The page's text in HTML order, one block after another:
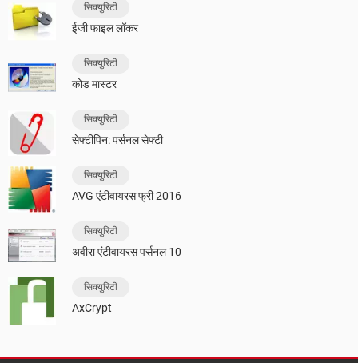
सिक्युरिटी
ईजी फाइल लॉकर
सिक्युरिटी
कोड मास्टर
सिक्युरिटी
सेफ्टीपिन: पर्सनल सेफ्टी
सिक्युरिटी
AVG एंटीवायरस फ्री 2016
सिक्युरिटी
अवीरा एंटीवायरस पर्सनल 10
सिक्युरिटी
AxCrypt